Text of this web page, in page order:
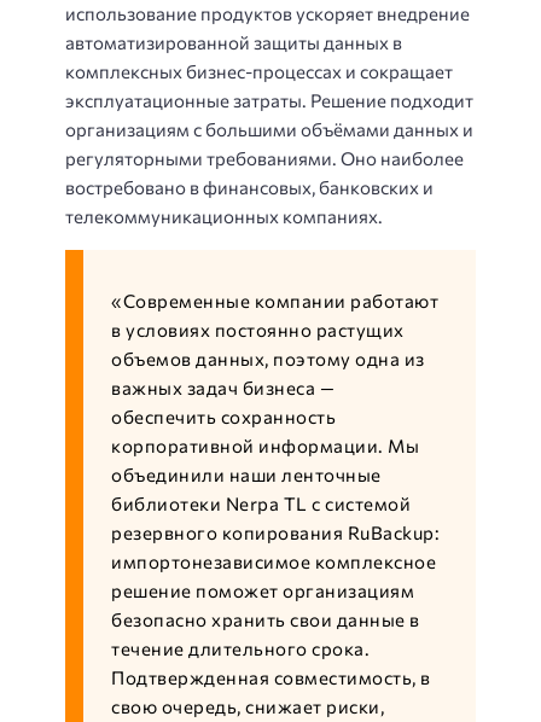
использование продуктов ускоряет внедрение
автоматизированной защиты данных в
комплексных бизнес-процессах и сокращает
эксплуатационные затраты. Решение подходит
организациям с большими объёмами данных и
регуляторными требованиями. Оно наиболее
востребовано в финансовых, банковских и
телекоммуникационных компаниях.
«Современные компании работают
в условиях постоянно растущих
объемов данных, поэтому одна из
важных задач бизнеса —
обеспечить сохранность
корпоративной информации. Мы
объединили наши ленточные
библиотеки Nerpa TL с системой
резервного копирования RuBackup:
импортонезависимое комплексное
решение поможет организациям
безопасно хранить свои данные в
течение длительного срока.
Подтвержденная совместимость, в
свою очередь, снижает риски,